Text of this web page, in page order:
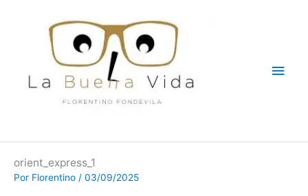
orient_express_1
Por Florentino / 03/09/2025